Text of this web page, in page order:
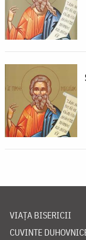
VIAȚA BISERICII
CUVINTE